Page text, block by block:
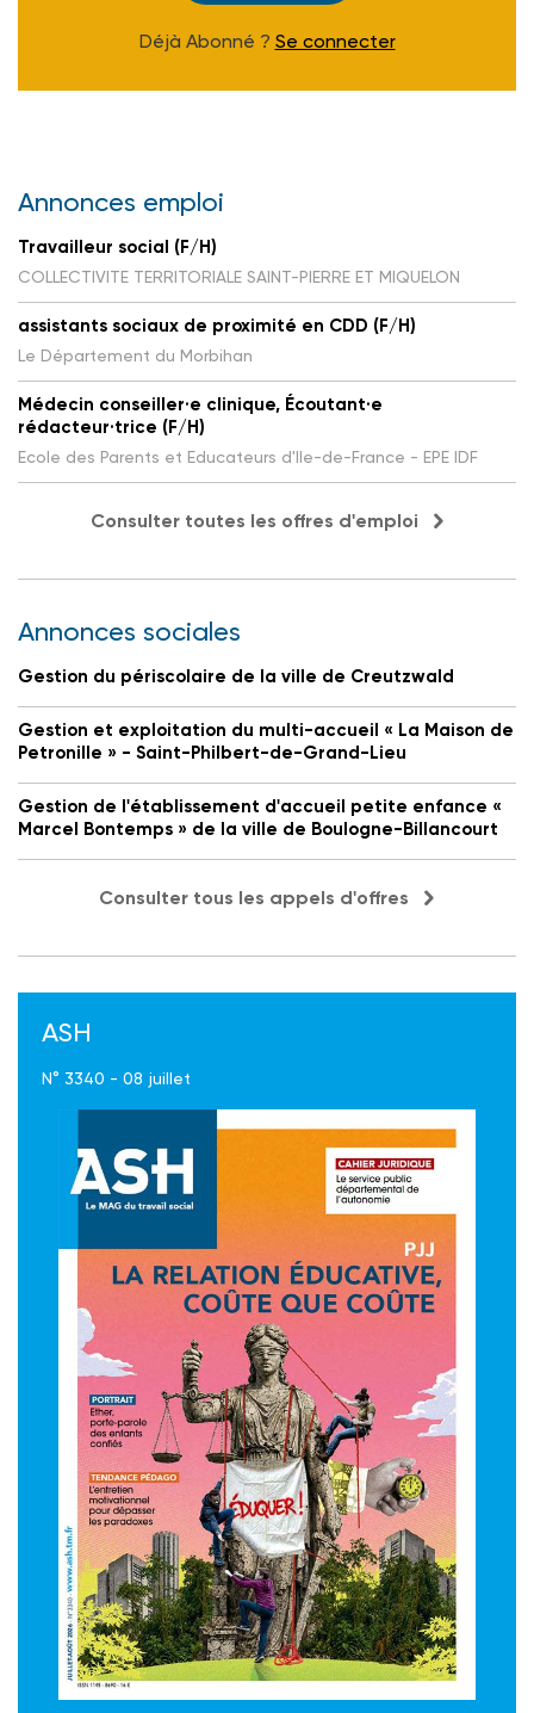
Déjà Abonné ? Se connecter
Annonces emploi
Travailleur social (F/H)
COLLECTIVITE TERRITORIALE SAINT-PIERRE ET MIQUELON
assistants sociaux de proximité en CDD (F/H)
Le Département du Morbihan
Médecin conseiller·e clinique, Écoutant·e
rédacteur·trice (F/H)
Ecole des Parents et Educateurs d'Ile-de-France - EPE IDF
Consulter toutes les offres d'emploi
Annonces sociales
Gestion du périscolaire de la ville de Creutzwald
Gestion et exploitation du multi-accueil « La Maison de
Petronille » - Saint-Philbert-de-Grand-Lieu
Gestion de l'établissement d'accueil petite enfance «
Marcel Bontemps » de la ville de Boulogne-Billancourt
Consulter tous les appels d'offres
ASH
N° 3340 - 08 juillet